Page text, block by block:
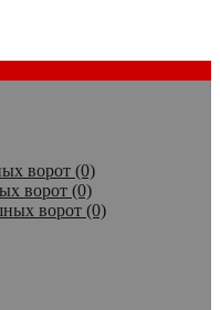
ворот (0)
ворот (0)
ворот (0)